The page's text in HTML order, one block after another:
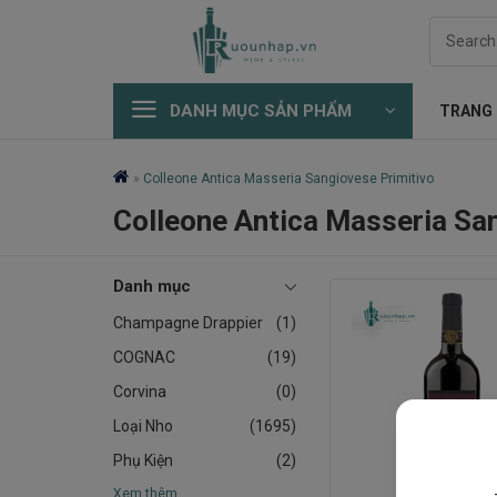
DANH MỤC SẢN PHẨM TRANG
» Colleone Antica Masseria Sangiovese Primitivo
Colleone Antica Masseria
Danh mục
Champagne Drappier
(1)
COGNAC
(19)
Corvina
(0)
Loại Nho
(1695)
Phụ Kiện
(2)
Xem thêm